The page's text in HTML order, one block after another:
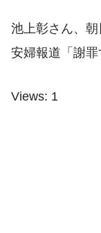
池上彰さん、
安婦報道「謝
Views: 1